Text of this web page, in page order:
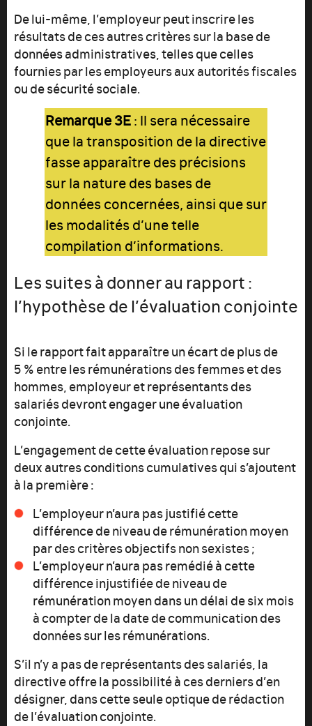
De lui-même, l’employeur peut inscrire les
résultats de ces autres critères sur la base de
données administratives, telles que celles
fournies par les employeurs aux autorités fiscales
ou de sécurité sociale.
Remarque 3E: Il sera nécessaire
que la transposition de la directive
fasse apparaître des précisions
sur la nature des bases de
données concernées, ainsi que sur
les modalités d’une telle
compilation d’informations.
Les suites à donner au rapport :
l’hypothèse de l’évaluation conjointe
Si le rapport fait apparaître un écart de plus de
5 % entre les rémunérations des femmes et des
hommes, employeur et représentants des
salariés devront engager une évaluation
conjointe.
L’engagement de cette évaluation repose sur
deux autres conditions cumulatives qui s’ajoutent
à la première :
L’employeur n’aura pas justifié cette
différence de niveau de rémunération moyen
par des critères objectifs non sexistes ;
L’employeur n’aura pas remédié à cette
différence injustifiée de niveau de
rémunération moyen dans un délai de six mois
à compter de la date de communication des
données sur les rémunérations.
S’il n’y a pas de représentants des salariés, la
directive offre la possibilité à ces derniers d’en
désigner, dans cette seule optique de rédaction
de l’évaluation conjointe.